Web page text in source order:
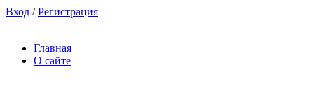
Вход /Регистрация
Главная
О сайте